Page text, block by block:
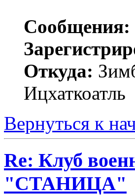
Сообщения:
Откуда:
Ицхаткоатль
Вернуться к
Re: Клуб
"СТАНИЦА"